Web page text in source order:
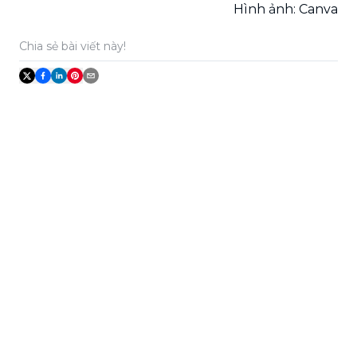
Hình ảnh: Canva
Chia sẻ bài viết này!